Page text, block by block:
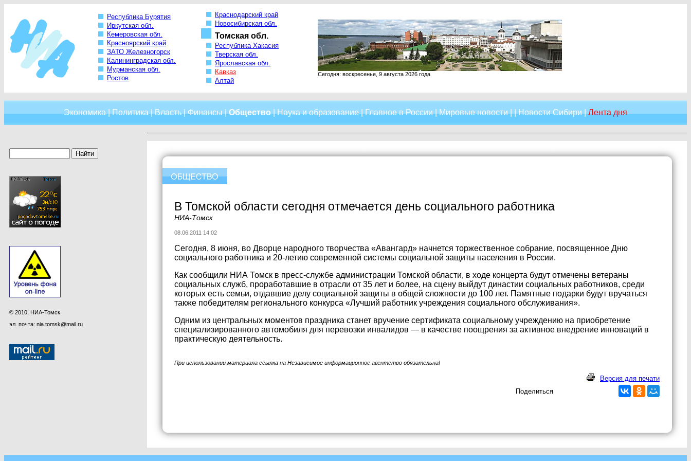
Республика Бурятия
Иркутская обл.
Кемеровская обл.
Красноярский край
ЗАТО Железногорск
Калининградская обл.
Мурманская обл.
Ростов
Краснодарский край
Новосибирская обл.
Томская обл.
Республика Хакасия
Тверская обл.
Ярославская обл.
Кавказ
Алтай
Сегодня: воскресенье, 9 августа 2026 года
Экономика|Политика|Власть|Финансы|Общество|Наука и образование|Главное в России|Мировые новости| |Новости Сибири|Лента дня
© 2010, НИА-Томск
эл. почта: nia.tomsk@mail.ru
В Томской области сегодня отмечается день социального работника
НИА-Томск
08.06.2011 14:02
Сегодня, 8 июня, во Дворце народного творчества «Авангард» начнется торжественное собрание, посвященное Дню
социального работника и 20-летию современной системы социальной защиты населения в России.
Как сообщили НИА Томск в пресс-службе администрации Томской области, в ходе концерта будут отмечены ветераны
социальных служб, проработавшие в отрасли от 35 лет и более, на сцену выйдут династии социальных работников, среди
которых есть семьи, отдавшие делу социальной защиты в общей сложности до 100 лет. Памятные подарки будут вручаться
также победителям регионального конкурса «Лучший работник учреждения социального обслуживания».
Одним из центральных моментов праздника станет вручение сертификата социальному учреждению на приобретение
специализированного автомобиля для перевозки инвалидов — в качестве поощрения за активное внедрение инноваций в
практическую деятельность.
При использовании материала ссылка на Независимое информационное агентство обязательна!
Версия для печати
Поделиться